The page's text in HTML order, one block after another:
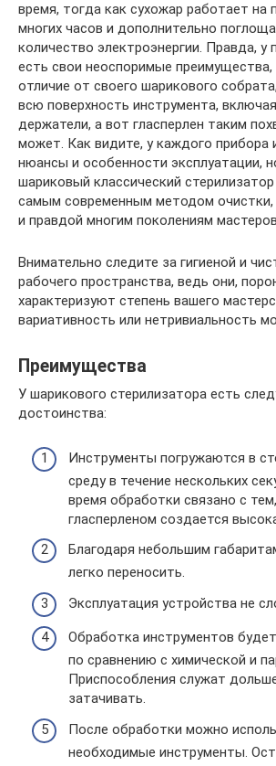
время, тогда как сухожар работает на
многих часов и дополнительно
количество электроэнергии. Правда, у
есть свои неоспоримые преимущества,
отличие от своего шарикового
всю поверхность инструмента,
держатели, а вот гласперлен таким
может. Как видите, у каждого прибора
нюансы и особенности эксплуатации,
шариковый классический
самым современным методом
и правдой многим поколениям
Внимательно следите за гигиеной и
рабочего пространства, ведь они,
характеризуют степень вашего
вариативность или нетривиальность
Преимущества
У шарикового стерилизатора есть
достоинства:
Инструменты погружаются в
среду в течение нескольких
время обработки связано с
гласперленом создается
Благодаря небольшим
легко переносить.
Эксплуатация устройства не
Обработка инструментов
по сравнению с химической и
Приспособления служат
затачивать.
После обработки можно
необходимые инструменты.